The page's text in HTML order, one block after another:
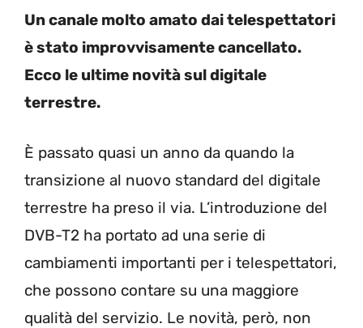
Un canale molto amato dai telespettatori
è stato improvvisamente cancellato.
Ecco le ultime novità sul digitale
terrestre.
È passato quasi un anno da quando la
transizione al nuovo standard del digitale
terrestre ha preso il via. L’introduzione del
DVB-T2 ha portato ad una serie di
cambiamenti importanti per i telespettatori,
che possono contare su una maggiore
qualità del servizio. Le novità, però, non